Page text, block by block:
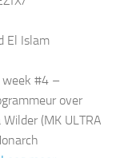
El Islam
week #4 –
over
(MK ULTRA